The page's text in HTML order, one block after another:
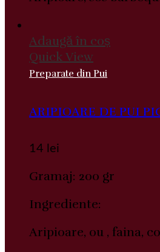
Adaugă în coș
Quick View
Preparate din Pui
ARIPIOARE DE PUI
14 lei
Gramaj: 200 gr
Ingrediente:
Aripioare, ou , faina,